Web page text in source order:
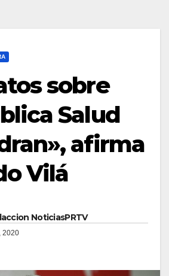
sobre
Salud
afirma
Vilá
NoticiasPRTV
2020